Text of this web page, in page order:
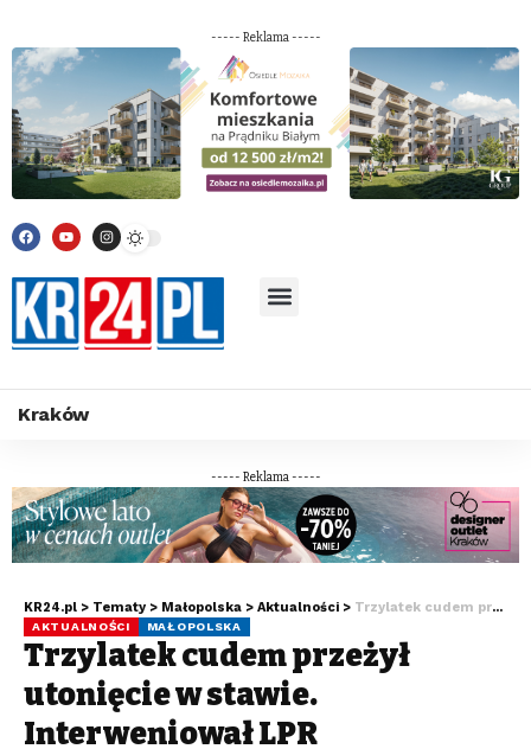
----- Reklama -----
Kraków
----- Reklama -----
KR24.pl > Tematy > Małopolska > Aktualności > Trzylatek cudem przeżył utonięcie w stawie. Interweniował LPR
AKTUALNOŚCI MAŁOPOLSKA
Trzylatek cudem przeżył
utonięcie w stawie.
Interweniował LPR